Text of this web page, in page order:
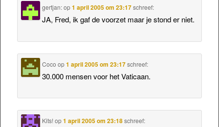
gertjan:op1 april 2005 om 23:17 schreef:
JA, Fred, ik gaf de voorzet maar je stond er niet.
Coco op1 april 2005 om 23:17 schreef:
30.000 mensen voor het Vaticaan.
Kits! op1 april 2005 om 23:18 schreef: